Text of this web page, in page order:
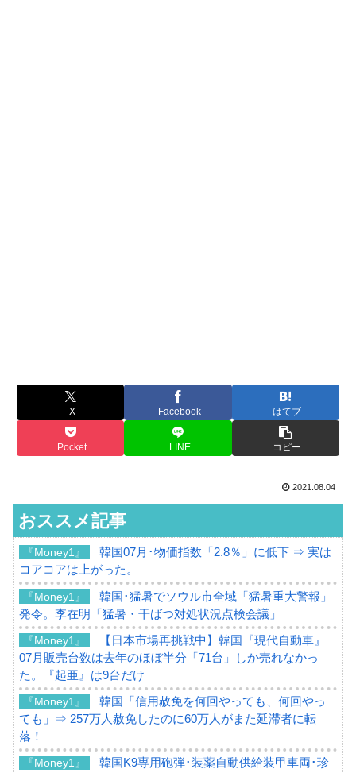
X Facebook はてブ
Pocket LINE コピー
2021.08.04
おススメ記事
『Money1』
韓国07月･物価指数「2.8％」に低下 ⇒ 実は
コアコアは上がった。
『Money1』
韓国･猛暑でソウル市全域「猛暑重大警報」
発令。李在明「猛暑・干ばつ対処状況点検会議」
『Money1』
【日本市場再挑戦中】韓国『現代自動車』
07月販売台数は去年のほぼ半分「71台」しか売れなかっ
た。『起亜』は9台だけ
『Money1』
韓国「信用赦免を何回やっても、何回やっ
ても」⇒ 257万人赦免したのに60万人がまた延滞者に転
落！
『Money1』
韓国K9専用砲弾･装薬自動供給装甲車両･珍